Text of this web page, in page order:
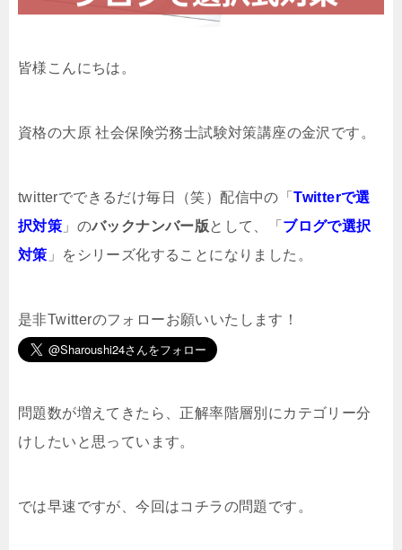
皆様こんにちは。
資格の大原 社会保険労務士試験対策講座の金沢です。
twitterでできるだけ毎日（笑）配信中の「Twitterで選
択対策 」のバックナンバー版として、「 ブログで選択
対策 」をシリーズ化することになりました。
是非Twitterのフォローお願いいたします！
問題数が増えてきたら、正解率階層別にカテゴリー分
けしたいと思っています。
では早速ですが、今回はコチラの問題です。